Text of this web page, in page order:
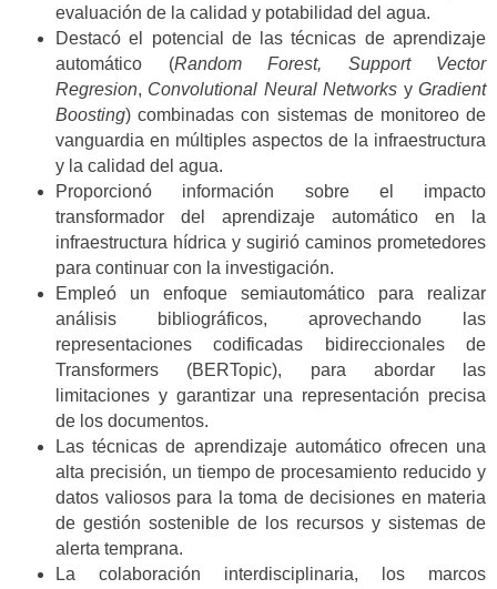
evaluación de la calidad y potabilidad del agua.
Destacó el potencial de las técnicas de aprendizaje
automático (Random Forest, Support Vector
Regresion, Convolutional Neural Networks yGradient
Boosting) combinadas con sistemas de monitoreo de
vanguardia en múltiples aspectos de la infraestructura
y la calidad del agua.
Proporcionó información sobre el impacto
transformador del aprendizaje automático en la
infraestructura hídrica y sugirió caminos prometedores
para continuar con la investigación.
Empleó un enfoque semiautomático para realizar
análisis bibliográficos, aprovechando las
representaciones codificadas bidireccionales de
Transformers (BERTopic), para abordar las
limitaciones y garantizar una representación precisa
de los documentos.
Las técnicas de aprendizaje automático ofrecen una
alta precisión, un tiempo de procesamiento reducido y
datos valiosos para la toma de decisiones en materia
de gestión sostenible de los recursos y sistemas de
alerta temprana.
La colaboración interdisciplinaria, los marcos